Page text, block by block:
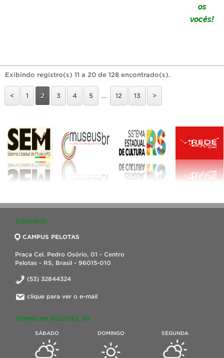
os
vocês!
Exibindo registro(s) 11 a 20 de 128 encontrado(s).
< 1 2 3 4 5 … 12 13 >
CONTATO:
CAMPUS PELOTAS
Praça Cel. Pedro Osório, 01 - Centro
Pelotas - RS, Brasil - 96015-010
(53) 32844324
clique para ver o e-mail
TEMPO EM PELOTAS, RS
SÁBADO DOMINGO SEGUNDA